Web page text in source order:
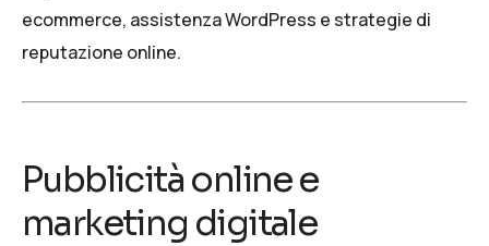
ecommerce, assistenza WordPress e strategie di
reputazione online.
Pubblicità online e
marketing digitale